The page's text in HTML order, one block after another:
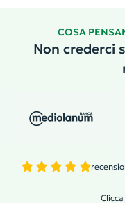
COSA
Non crederci